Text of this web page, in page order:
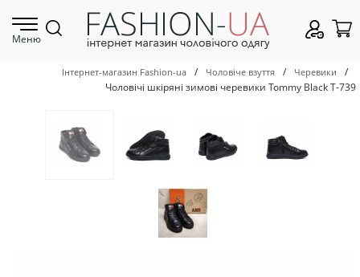
Меню
Інтернет-магазин Fashion-ua / Чоловіче взуття / Черевики
/
Чоловічі шкіряні зимові черевики Tommy Black Т-739